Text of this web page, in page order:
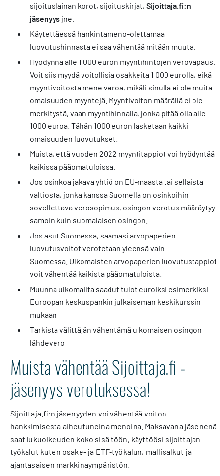
sijoituslainan korot, sijoituskirjat, Sijoittaja.fi:n
jäsenyysjne.
Käytettäessä hankintameno-olettamaa
luovutushinnasta ei saa vähentää mitään muuta.
Hyödynnä alle 1 000 euron myyntihintojen verovapaus.
Voit siis myydä voitollisia osakkeita 1 000 eurolla, eikä
myyntivoitosta mene veroa, mikäli sinulla ei ole muita
omaisuuden myyntejä. Myyntivoiton määrällä ei ole
merkitystä, vaan myyntihinnalla, jonka pitää olla alle
1000 euroa. Tähän 1000 euron lasketaan kaikki
omaisuuden luovutukset.
Muista, että vuoden 2022 myyntitappiot voi hyödyntää
kaikissa pääomatuloissa.
Jos osinkoa jakava yhtiö on EU-maasta tai sellaista
valtiosta, jonka kanssa Suomella on osinkoihin
sovellettava verosopimus, osingon verotus määräytyy
samoin kuin suomalaisen osingon.
Jos asut Suomessa, saamasi arvopaperien
luovutusvoitot verotetaan yleensä vain
Suomessa. Ulkomaisten arvopaperien luovutustappiot
voit vähentää kaikista pääomatuloista.
Muunna ulkomailta saadut tulot euroiksi esimerkiksi
Euroopan keskuspankin julkaiseman keskikurssin
mukaan
Tarkista välittäjän vähentämä ulkomaisen osingon
lähdevero
Muista vähentää Sijoittaja.fi -
jäsenyys verotuksessa!
Sijoittaja.fi:n jäsenyyden voi vähentää voiton
hankkimisesta aiheutuneina menoina. Maksavana jäsenenä
saat lukuoikeuden koko sisältöön, käyttöösi sijoittajan
työkalut kuten osake- ja ETF-työkalun, mallisalkut ja
ajantasaisen markkinaympäristön.